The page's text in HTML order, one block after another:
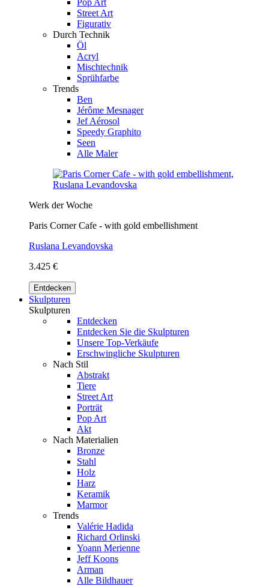
Street Art
Figurativ
Durch Technik
Öl
Acryl
Mischtechnik
Sprühfarbe
Trends
Ben
Jérôme Mesnager
Jef Aérosol
Speedy Graphito
Seen
Alle Maler
Werk der Woche
Paris Corner Cafe - with gold embellishment
Ruslana Levandovska
3.425 €
Entdecken
Skulpturen
Skulpturen
Entdecken
Entdecken Sie die Skulpturen
Unsere Top-Verkäufe
Erschwingliche Skulpturen
Nach Stil
Abstrakt
Tiere
Street Art
Porträt
Pop Art
Akt
Nach Materialien
Bronze
Stahl
Holz
Harz
Keramik
Marmor
Trends
Valérie Hadida
Richard Orlinski
Yoann Merienne
Jeff Koons
Arman
Alle Bildhauer